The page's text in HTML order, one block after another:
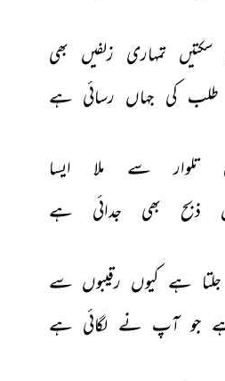
سکتیں تمہاری زلفیں بھی
طلب کی جہاں رسائی ہے
تلوار سے ملا
ایسا
ذبح بھی جدائی ہے
جلتا ہے کیوں رقیبوں سے
جو آپ نے لگائی ہے